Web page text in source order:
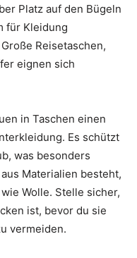
Platz auf den Bügeln
für Kleidung
Reisetaschen,
eignen sich
in Taschen einen
Es schützt
was besonders
Materialien besteht,
Wolle. Stelle sicher,
ist, bevor du sie
vermeiden.